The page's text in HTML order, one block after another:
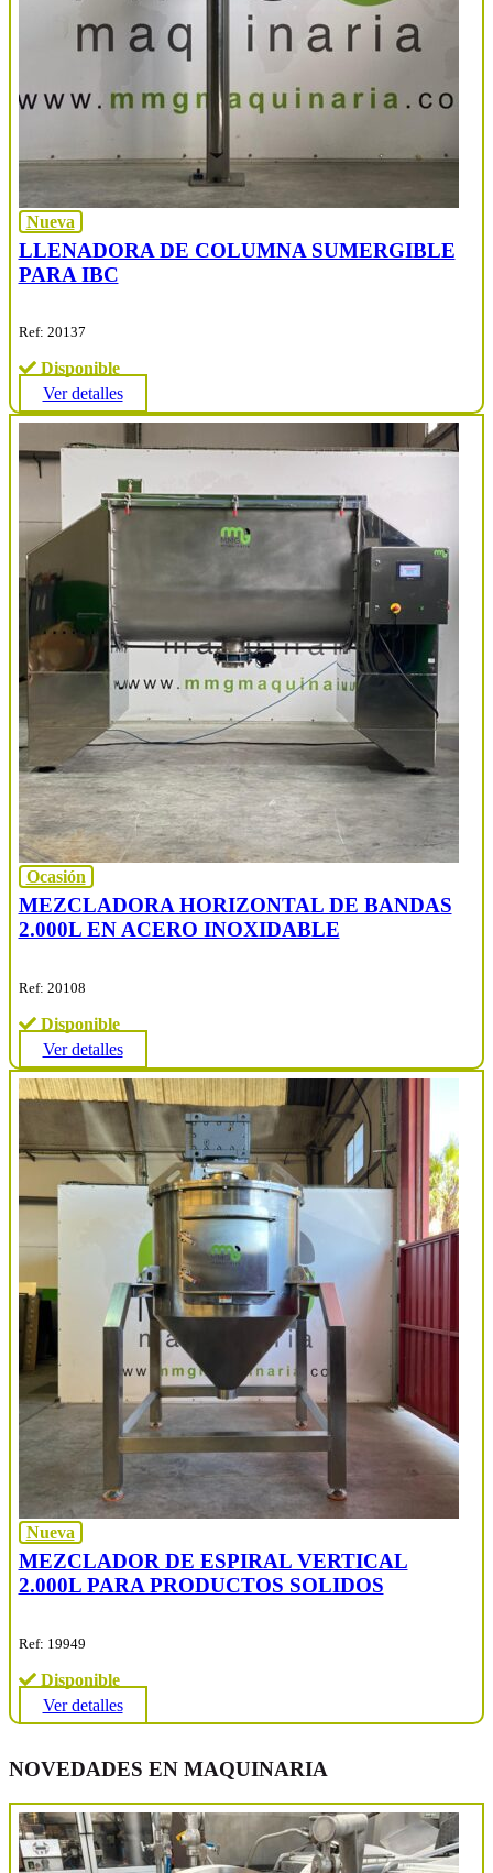
Nueva
LLENADORA DE COLUMNA SUMERGIBLE
PARA IBC
Ref: 20137
Disponible
Ver detalles
Ocasión
MEZCLADORA HORIZONTAL DE BANDAS
2.000L EN ACERO INOXIDABLE
Ref: 20108
Disponible
Ver detalles
Nueva
MEZCLADOR DE ESPIRAL VERTICAL
2.000L PARA PRODUCTOS SOLIDOS
Ref: 19949
Disponible
Ver detalles
NOVEDADES EN MAQUINARIA